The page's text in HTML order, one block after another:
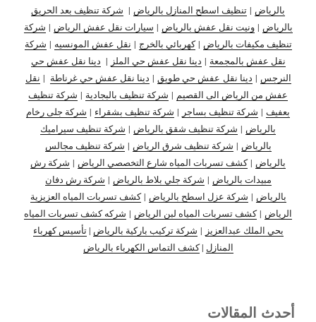
بالرياض | تنظيف اسطح المنازل بالرياض | شركة تنظيف بعد الحريق
بالرياض |ونيت نقل عفش بالرياض | سيارات نقل عفش الرياض | شركة
تنظيف مكيفات بالرياض |كهربائي بالخرج | نقل عفش المونسيه | شركة
نقل عفش بالمجمعة | دينا نقل عفش حي الملز | دينا نقل عفش حي
النرجس | دينا نقل عفش حي طويق | دينا نقل عفش حي غرناطة | نقل
عفش من الرياض الى القصيم | شركة تنظيف بالبجادية | شركة تنظيف
بعفيف | شركة تنظيف بساجر | شركة تنظيف بشقراء | شركة جلى رخام
بالرياض | شركة تنظيف شقق بالرياض | شركة تنظيف سيراميك
بالرياض | شركة تنظيف شرق الرياض | شركة تنظيف مجالس
بالرياض |كشف تسربات المياه شارع التخصصي الرياض | شركة رش
مبيدات بالرياض | شركة جلي بلاط بالرياض | شركة رش دفان
بالرياض | شركة عزل اسطح بالرياض |كشف تسربات المياه العزيزية
الرياض |كشف تسربات المياه لبن الرياض | شركه كشف تسربات المياه
بحي الملك عبدالعزيز | شركة تركيب باركية بالرياض |تأسيس كهرباء
المنازل |كشف التماس الكهرباء بالرياض
أحدث المقالات